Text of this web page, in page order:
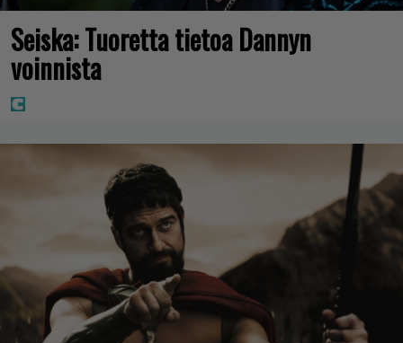
Seiska: Tuoretta tietoa Dannyn
voinnista